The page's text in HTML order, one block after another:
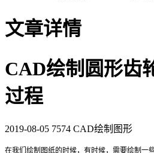
文章详情
CAD绘制圆形齿
过程
2019-08-05 7574 CAD绘制图形
在我们绘制图纸的时候，有时候，需要绘制一